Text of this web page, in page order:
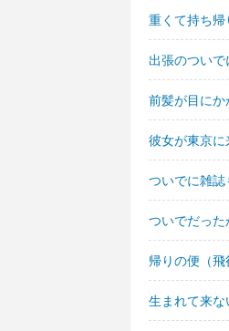
重くて持ち
出張のついで
前髪が目に
彼女が東京
ついでに雑
ついでだっ
帰りの便（
生まれて来